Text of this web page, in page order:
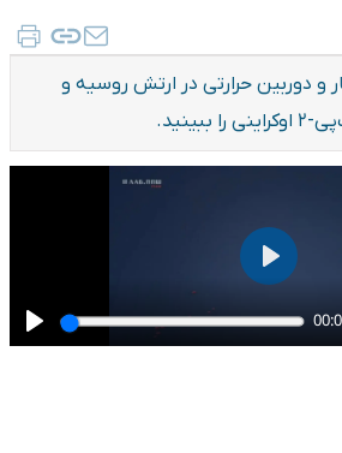
و دوربین حرارتی در ارتش روسیه و